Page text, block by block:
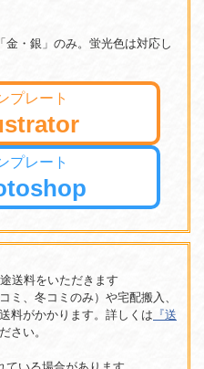
・銀」のみ。蛍光色は対応し
プレート
プレート
送料をいただきます
、冬コミのみ）や宅配搬入、
料がかかります。詳しくは 『送
さい。